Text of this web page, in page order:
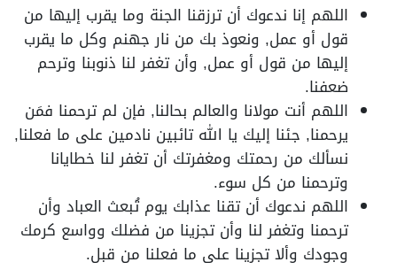
اللهم إنا ندعوك أن ترزقنا الجنة وما يقرب إليها من
قول أو عمل, ونعوذ بك من نار جهنم وكل ما يقرب
إليها من قول أو عمل, وأن تغفر لنا ذنوبنا وترحم
ضعفنا.
اللهم أنت مولانا والعالم بحالنا, فإن لم ترحمنا فمَن
يرحمنا, جئنا إليك يا الله تائبين نادمين على ما فعلنا,
نسألك من رحمتك ومغفرتك أن تغفر لنا خطايانا
وترحمنا من كل سوء.
اللهم ندعوك أن تقنا عذابك يوم تُبعث العباد وأن
ترحمنا وتغفر لنا وأن تجزينا من فضلك وواسع كرمك
وجودك وألا تجزينا على ما فعلنا من قبل.